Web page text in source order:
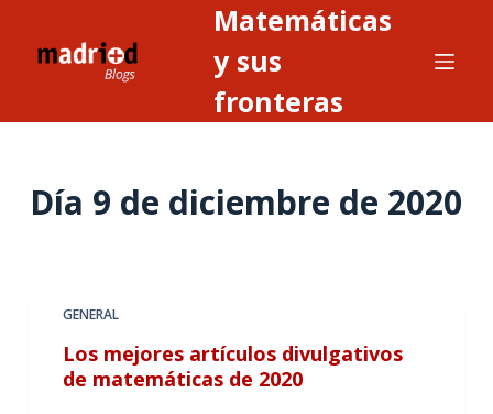
Matemáticas
y sus
fronteras
Día 9 de diciembre de 2020
GENERAL
Los mejores artículos divulgativos
de matemáticas de 2020